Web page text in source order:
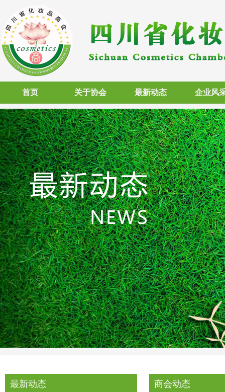
首页 关于协会 最新动态 企业风
最新动态 商会动态